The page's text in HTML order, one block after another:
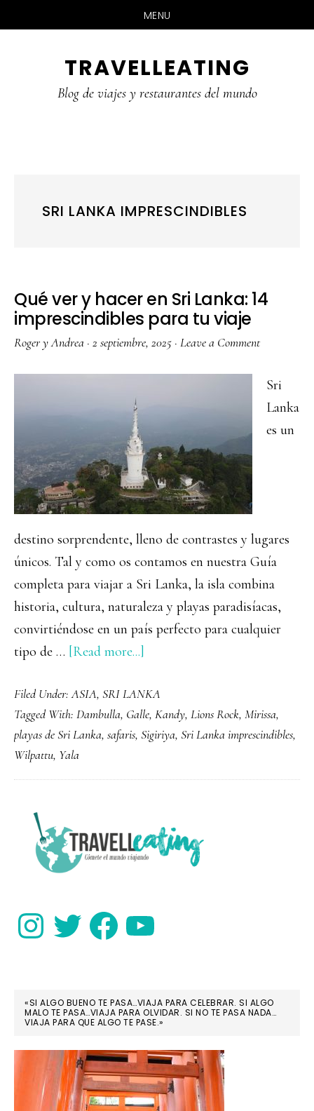
MENU
TRAVELLEATING
Blog de viajes y restaurantes del mundo
SRI LANKA IMPRESCINDIBLES
Qué ver y hacer en Sri Lanka: 14
imprescindibles para tu viaje
Roger y Andrea · 2 septiembre, 2025 · Leave a Comment
Sri
Lanka
es un
destino sorprendente, lleno de contrastes y lugares
únicos. Tal y como os contamos en nuestra Guía
completa para viajar a Sri Lanka, la isla combina
historia, cultura, naturaleza y playas paradisíacas,
convirtiéndose en un país perfecto para cualquier
tipo de … [Read more...]
ver
y
hacer
Sri
14
imprescindibles
viaje
Filed Under:ASIA, SRI LANKA
Tagged With: Dambulla, Galle, Kandy, Lions Rock, Mirissa,
playas de Sri Lanka, safaris, Sigiriya, Sri Lanka imprescindibles,
Wilpattu, Yala
PRIMARY
SIDEBAR
InstagramTwitter FacebookYouTube
«SI ALGO BUENO TE PASA…VIAJA PARA CELEBRAR. SI ALGO
MALO TE PASA…VIAJA PARA OLVIDAR. SI NO TE PASA NADA…
VIAJA PARA QUE ALGO TE PASE.»